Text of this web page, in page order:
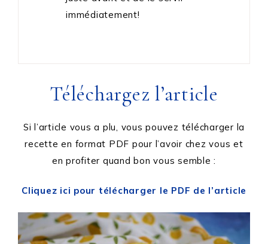
immédiatement!
Téléchargez l’article
Si l’article vous a plu, vous pouvez télécharger la
recette en format PDF pour l’avoir chez vous et
en profiter quand bon vous semble :
Cliquez ici pour télécharger le PDF de l’article